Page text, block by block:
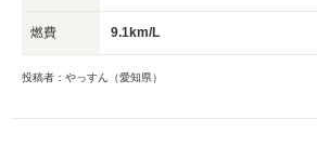
燃費 9.1km/L
投稿者：やっすん（愛知県）